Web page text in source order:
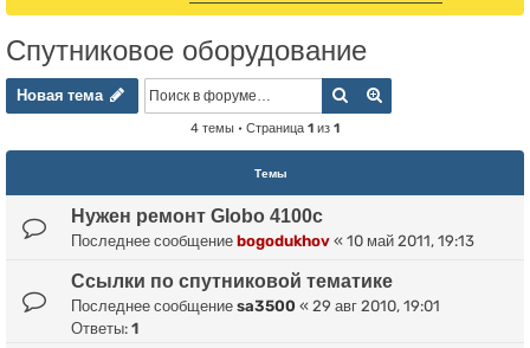
Спутниковое оборудование
Новая тема
Новая тема Поиск
4 темы • Страница 1 из 1
Темы
Нужен ремонт Globo 4100c
Последнее сообщение bogodukhov « 10 май 2011, 19:13
Ссылки по спутниковой тематике
Последнее сообщение sa3500 « 29 авг 2010, 19:01
Ответы: 1